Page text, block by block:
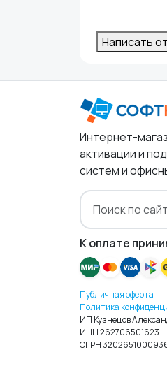
Написать
Интернет-
активации и
систем и
К оплате
Публичная оферта
Политика
ИП Кузнецов
ИНН 262706501623
ОГРН